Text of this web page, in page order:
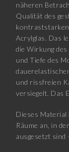
näheren
Qualität des
Acrylglas. Das
die Wirkung
und Tiefe des
und rissfreien
versiegelt. Das
Dieses
Räume an, in
ausgesetzt sind